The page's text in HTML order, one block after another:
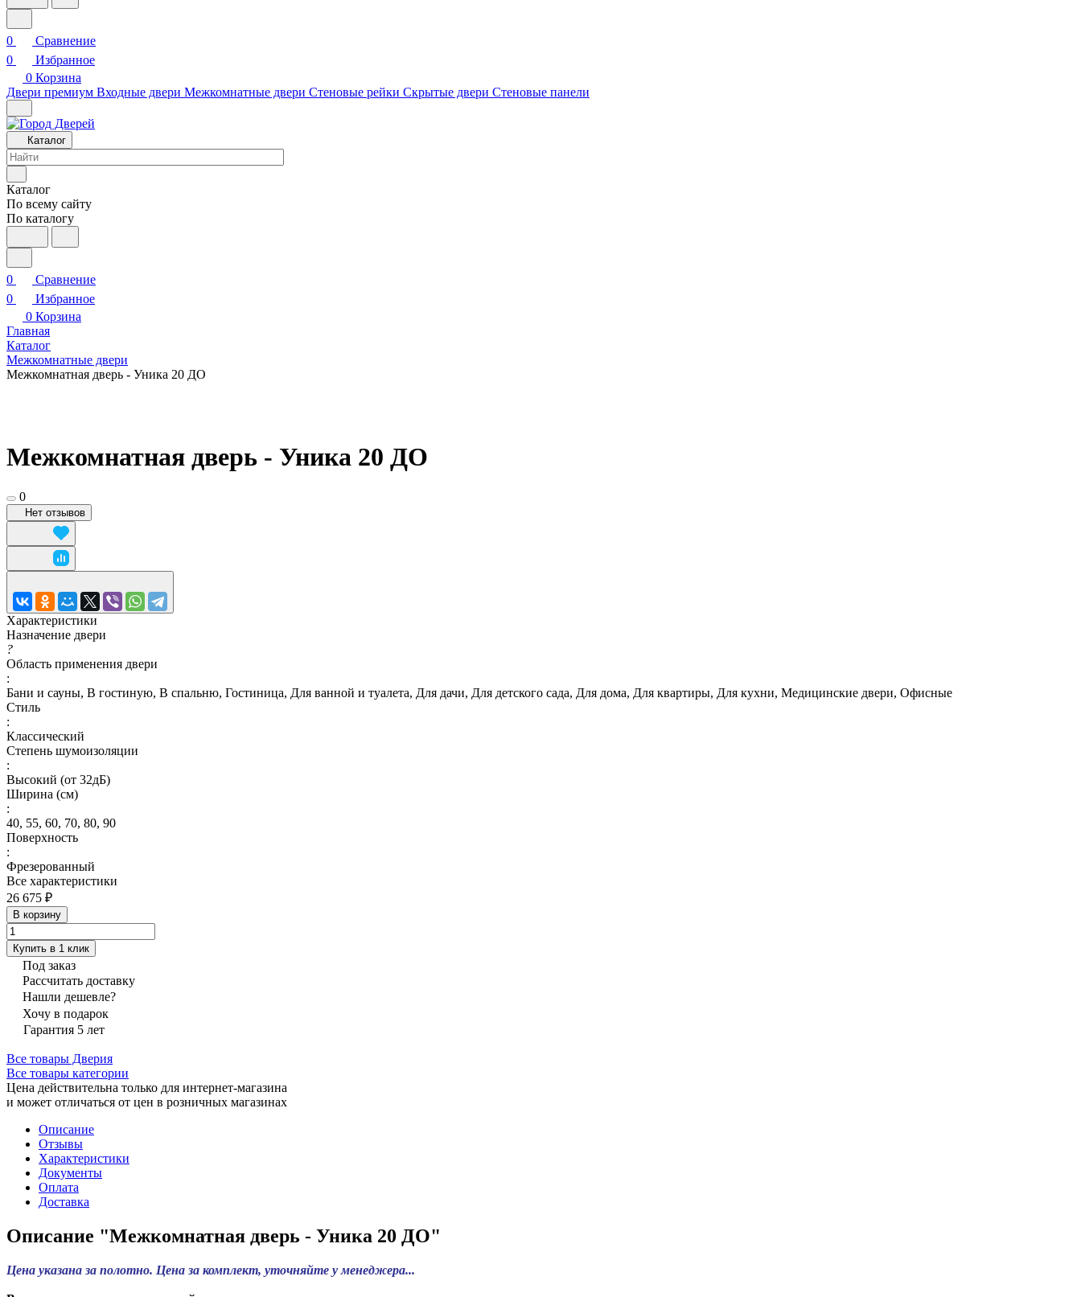
0
Сравнение
0
Избранное
0 Корзина
Двери премиум Входные двери Межкомнатные двери Стеновые рейки Скрытые двери Стеновые панели
Каталог
Каталог
По всему сайту
По каталогу
0
Сравнение
0
Избранное
0 Корзина
Главная
Каталог
Межкомнатные двери
Межкомнатная дверь - Уника 20 ДО
Межкомнатная дверь - Уника 20 ДО
0
Нет отзывов
Характеристики
Назначение двери
?
Область применения двери
:
Бани и сауны, В гостиную, В спальню, Гостиница, Для ванной и туалета, Для дачи, Для детского сада, Для дома, Для квартиры, Для кухни, Медицинские двери, Офисные
Стиль
:
Классический
Степень шумоизоляции
:
Высокий (от 32дБ)
Ширина (см)
:
40, 55, 60, 70, 80, 90
Поверхность
:
Фрезерованный
Все характеристики
26 675 ₽
В корзину
Купить в 1 клик
Под заказ
Рассчитать доставку
Нашли дешевле?
Хочу в подарок
Гарантия 5 лет
Все товары Дверия
Все товары категории
Цена действительна только для интернет-магазина
и может отличаться от цен в розничных магазинах
Описание
Отзывы
Характеристики
Документы
Оплата
Доставка
Описание "Межкомнатная дверь - Уника 20 ДО"
Цена указана за полотно. Цена за комплект, уточняйте у менеджера...